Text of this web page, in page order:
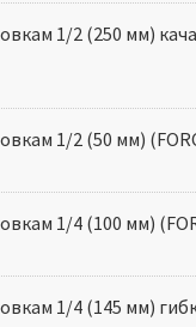
1/2 (250 мм)
1/2 (50 мм)
1/4 (100 мм)
1/4 (145 мм)